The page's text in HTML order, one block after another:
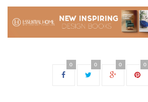
0 0 0 0